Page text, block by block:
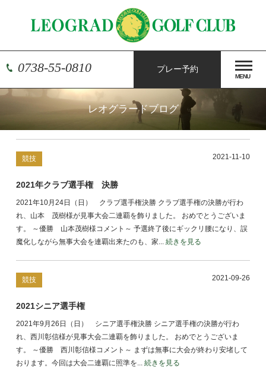
0738-55-0810 プレー予約
MENU
レオグラードブログ
競技 2021-11-10
2021年クラブ選手権 決勝
2021年10月24日（日） クラブ選手権決勝 クラブ選手権の決勝が行わ
れ、山本 茂樹様が見事大会二連覇を飾りました。 おめでとうございま
す。 ～優勝 山本茂樹様コメント～ 予選終了後にギックリ腰になり、誤
魔化しながら無事大会を連覇出来たのも、家... 続きを見る
競技 2021-09-26
2021シニア選手権
2021年9月26日（日） シニア選手権決勝 シニア選手権の決勝が行わ
れ、西川彰信様が見事大会二連覇を飾りました。 おめでとうございま
す。 ～優勝 西川彰信様コメント～ まずは無事に大会が終わり安堵して
おります。今回は大会二連覇に照準を... 続きを見る